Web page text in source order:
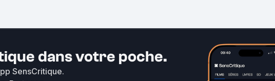
dans votre poche.
SensCritique.